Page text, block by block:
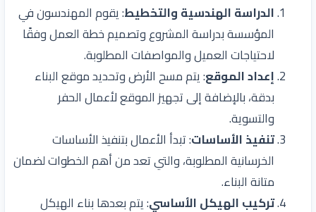
الدراسة الهندسية والتخطيط: يقوم المهندسون في
المؤسسة بدراسة المشروع وتصميم خطة العمل وفقًا
لاحتياجات العميل والمواصفات المطلوبة.
إعداد الموقع: يتم مسح الأرض وتحديد موقع البناء
بدقة، بالإضافة إلى تجهيز الموقع لأعمال الحفر
والتسوية.
تنفيذ الأساسات: تبدأ الأعمال بتنفيذ الأساسات
الخرسانية المطلوبة، والتي تعد من أهم الخطوات لضمان
متانة البناء.
تركيب الهيكل الأساسي: يتم بعدها بناء الهيكل